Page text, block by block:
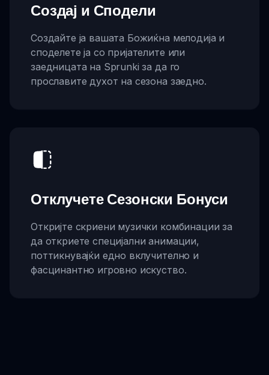
Создај и Сподели
Создайте ја вашата Божиќна мелодија и
споделете ја со пријателите или
заедницата на Sprunki за да го
прославите духот на сезона заедно.
Отклучете Сезонски Бонуси
Откријте скриени музички комбинации за
да откриете специјални анимации,
поттикнувајќи едно вклучително и
фасцинантно игровно искуство.